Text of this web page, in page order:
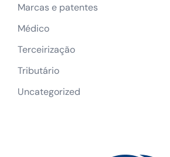
Marcas e patentes
Médico
Terceirização
Tributário
Uncategorized